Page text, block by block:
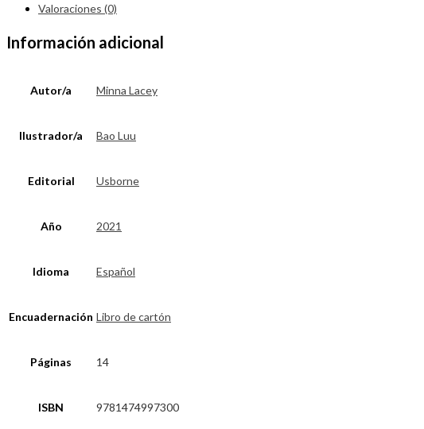
Valoraciones (0)
Información adicional
Autor/a Minna Lacey
Ilustrador/a Bao Luu
Editorial Usborne
Año 2021
Idioma Español
Encuadernación Libro de cartón
Páginas 14
ISBN 9781474997300